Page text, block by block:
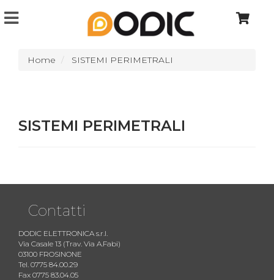
Home SISTEMI PERIMETRALI
SISTEMI PERIMETRALI
Contatti
DODIC ELETTRONICA s.r.l.
Via Casale 13 (Trav. Via A.Fabi)
03100 FROSINONE
Tel. 0775 84.00.29
Fax 0775 83.04.05